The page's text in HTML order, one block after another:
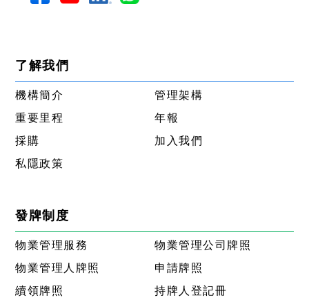
了解我們
機構簡介
管理架構
重要里程
年報
採購
加入我們
私隱政策
發牌制度
物業管理服務
物業管理公司牌照
物業管理人牌照
申請牌照
續領牌照
持牌人登記冊